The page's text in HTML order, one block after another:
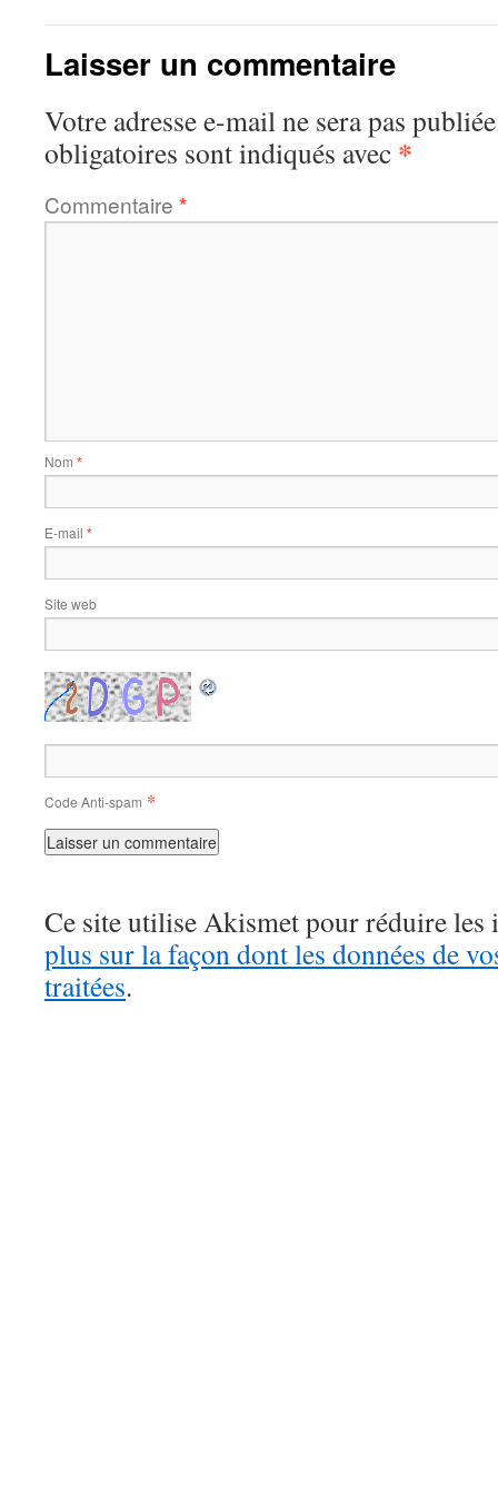
Laisser un commentaire
Votre adresse e-mail ne sera pas
obligatoires sont indiqués avec *
Commentaire *
Nom *
E-mail *
Site web
Code Anti-spam *
Ce site utilise Akismet pour réduire les
plus sur la façon dont les données de
traitées.